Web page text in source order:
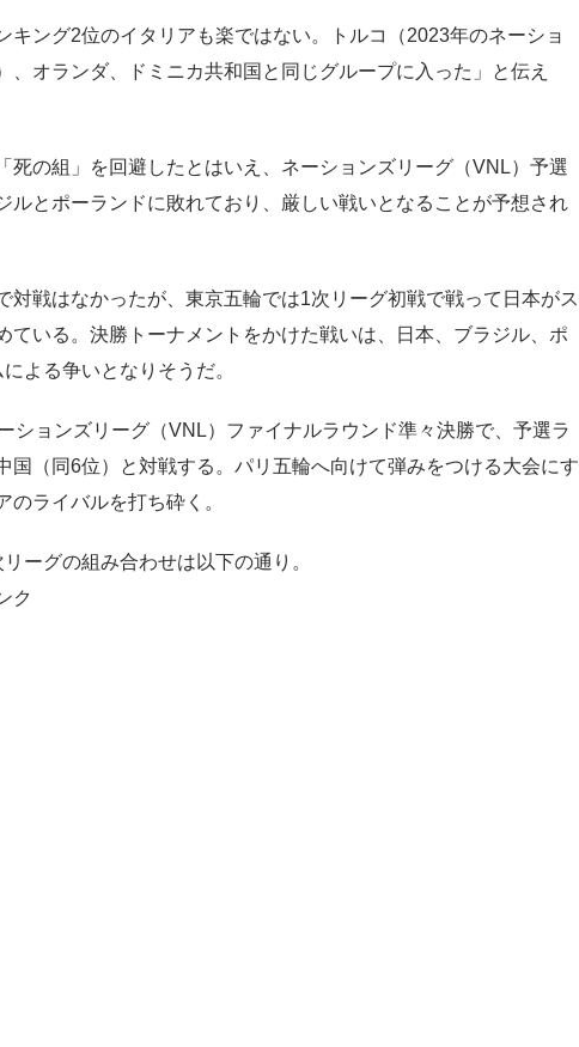
ング2位のイタリアも楽ではない。トルコ（2023年のネーショ
、オランダ、ドミニカ共和国と同じグループに入った」と伝え
の組」を回避したとはいえ、ネーションズリーグ（VNL）予選
ルとポーランドに敗れており、厳しい戦いとなることが予想され
戦はなかったが、東京五輪では1次リーグ初戦で戦って日本がス
ている。決勝トーナメントをかけた戦いは、日本、ブラジル、ポ
よる争いとなりそうだ。
ションズリーグ（VNL）ファイナルラウンド準々決勝で、予選ラ
国（同6位）と対戦する。パリ五輪へ向けて弾みをつける大会にす
のライバルを打ち砕く。
ーグの組み合わせは以下の通り。
ク